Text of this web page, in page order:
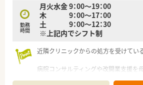
勤務
時間
月火水金 9：00～19：00
木 9：00～17：00
土 9：00～12：30
※上記内でシフト制
近隣クリニックからの処方を受けてい
病院コンサルティングや改開業支援を